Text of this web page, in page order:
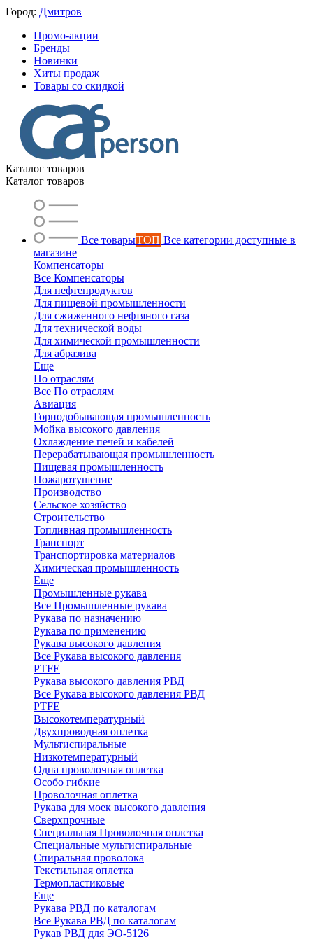
Город: Дмитров
Промо-акции
Бренды
Новинки
Хиты продаж
Товары со скидкой
Каталог товаров
Каталог товаров
Все товарыТОП Все категории доступные в
магазине
Компенсаторы
Все Компенсаторы
Для нефтепродуктов
Для пищевой промышленности
Для сжиженного нефтяного газа
Для технической воды
Для химической промышленности
Для абразива
Еще
По отраслям
Все По отраслям
Авиация
Горнодобывающая промышленность
Мойка высокого давления
Охлаждение печей и кабелей
Перерабатывающая промышленность
Пищевая промышленность
Пожаротушение
Производство
Сельское хозяйство
Строительство
Топливная промышленность
Транспорт
Транспортировка материалов
Химическая промышленность
Еще
Промышленные рукава
Все Промышленные рукава
Рукава по назначению
Рукава по применению
Рукава высокого давления
Все Рукава высокого давления
PTFE
Рукава высокого давления РВД
Все Рукава высокого давления РВД
PTFE
Высокотемпературный
Двухпроводная оплетка
Мультиспиральные
Низкотемпературный
Одна проволочная оплетка
Особо гибкие
Проволочная оплетка
Рукава для моек высокого давления
Сверхпрочные
Специальная Проволочная оплетка
Специальные мультиспиральные
Спиральная проволока
Текстильная оплетка
Термопластиковые
Еще
Рукава РВД по каталогам
Все Рукава РВД по каталогам
Рукав РВД для ЭО-5126